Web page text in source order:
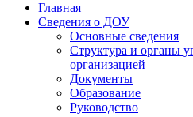
Главная
Сведения о ДОУ
Основные сведения
Структура и органы
организацией
Документы
Образование
Руководство